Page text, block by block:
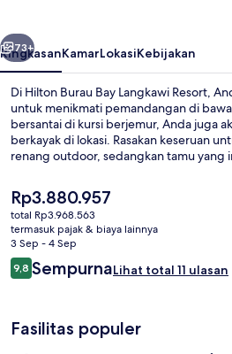
Berikutnya
73+
RingkasanKamarLokasiKebijakan
Di Hilton Burau Bay Langkawi Resort,
untuk menikmati pemandangan di
bersantai di kursi berjemur, Anda juga
berkayak di lokasi. Rasakan keseruan
renang outdoor, sedangkan tamu yang
Ginger Fire merupakan salah satu 3
pemandangan taman dan melayani
makan malam. Fasilitas klub anak gratis,
pusat kebugaran 24 jam adalah
Harga
saat
ini
Rp3.880.957
Rp3.880.957
total Rp3.968.563
termasuk pajak & biaya lainnya
3 Sep - 4 Sep
Ulasan
9,89,8 dari 10
SempurnaLihat total 11 ulasan
Fasilitas populer